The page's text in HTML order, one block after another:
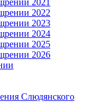
2021
2022
2023
2024
2025
2026
Слюдянского